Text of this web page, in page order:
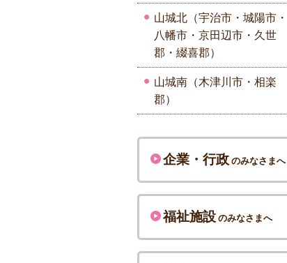
山城北（宇治市・城陽市・
八幡市・京田辺市・久世
郡・綴喜郡）
山城南（木津川市・相楽
郡）
企業・行政のみなさまへ
福祉施設のみなさまへ